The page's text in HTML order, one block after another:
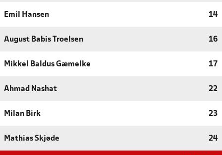
Emil Hansen 14
August Babis Troelsen 16
Mikkel Baldus Gæmelke 17
Ahmad Nashat 22
Milan Birk 23
Mathias Skjøde 24